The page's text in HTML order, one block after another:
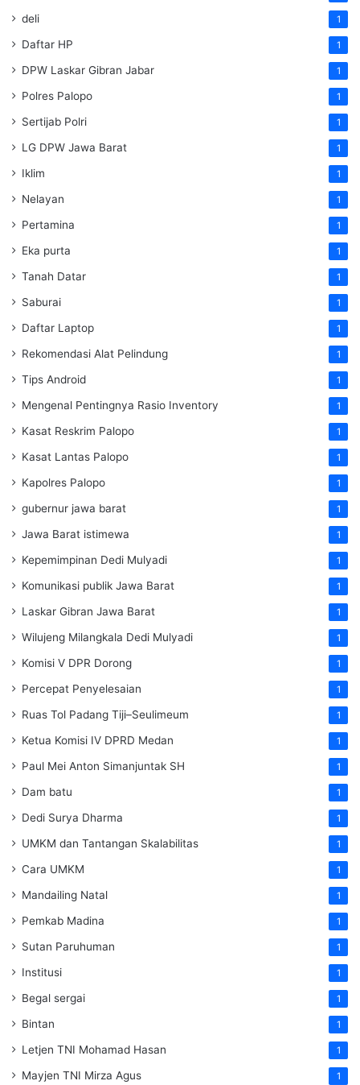
deli 1
Daftar HP 1
DPW Laskar Gibran Jabar 1
Polres Palopo 1
Sertijab Polri 1
LG DPW Jawa Barat 1
Iklim 1
Nelayan 1
Pertamina 1
Eka purta 1
Tanah Datar 1
Saburai 1
Daftar Laptop 1
Rekomendasi Alat Pelindung 1
Tips Android 1
Mengenal Pentingnya Rasio Inventory 1
Kasat Reskrim Palopo 1
Kasat Lantas Palopo 1
Kapolres Palopo 1
gubernur jawa barat 1
Jawa Barat istimewa 1
Kepemimpinan Dedi Mulyadi 1
Komunikasi publik Jawa Barat 1
Laskar Gibran Jawa Barat 1
Wilujeng Milangkala Dedi Mulyadi 1
Komisi V DPR Dorong 1
Percepat Penyelesaian 1
Ruas Tol Padang Tiji–Seulimeum 1
Ketua Komisi IV DPRD Medan 1
Paul Mei Anton Simanjuntak SH 1
Dam batu 1
Dedi Surya Dharma 1
UMKM dan Tantangan Skalabilitas 1
Cara UMKM 1
Mandailing Natal 1
Pemkab Madina 1
Sutan Paruhuman 1
Institusi 1
Begal sergai 1
Bintan 1
Letjen TNI Mohamad Hasan 1
Mayjen TNI Mirza Agus 1